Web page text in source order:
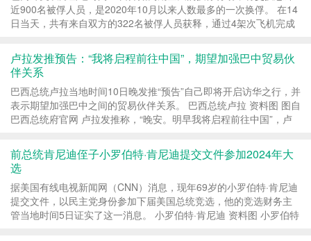
近900名被俘人员，是2020年10月以来人数最多的一次换俘。 在14
日当天，共有来自双方的322名被俘人员获释，通过4架次飞机完成
卢拉发推预告：“我将启程前往中国”，期望加强巴中贸易伙
伴关系
巴西总统卢拉当地时间10日晚发推“预告”自己即将开启访华之行，并
表示期望加强巴中之间的贸易伙伴关系。 巴西总统卢拉 资料图 图自
巴西总统府官网 卢拉发推称，“晚安。明早我将启程前往中国”，卢
前总统肯尼迪侄子小罗伯特·肯尼迪提交文件参加2024年大
选
据美国有线电视新闻网（CNN）消息，现年69岁的小罗伯特·肯尼迪
提交文件，以民主党身份参加下届美国总统竞选，他的竞选财务主
管当地时间5日证实了这一消息。 小罗伯特·肯尼迪 资料图 小罗伯特